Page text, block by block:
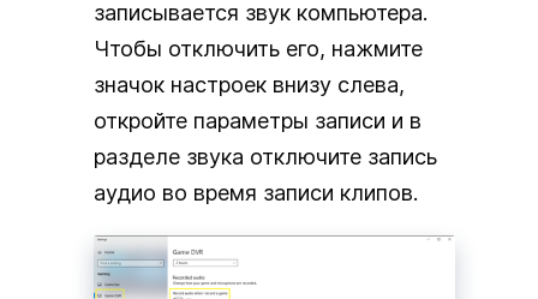
записывается звук компьютера.
Чтобы отключить его, нажмите
значок настроек внизу слева,
откройте параметры записи и в
разделе звука отключите запись
аудио во время записи клипов.